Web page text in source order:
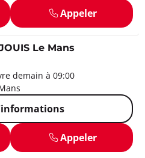
Appeler
Le Mans
demain à 09:00
Appeler